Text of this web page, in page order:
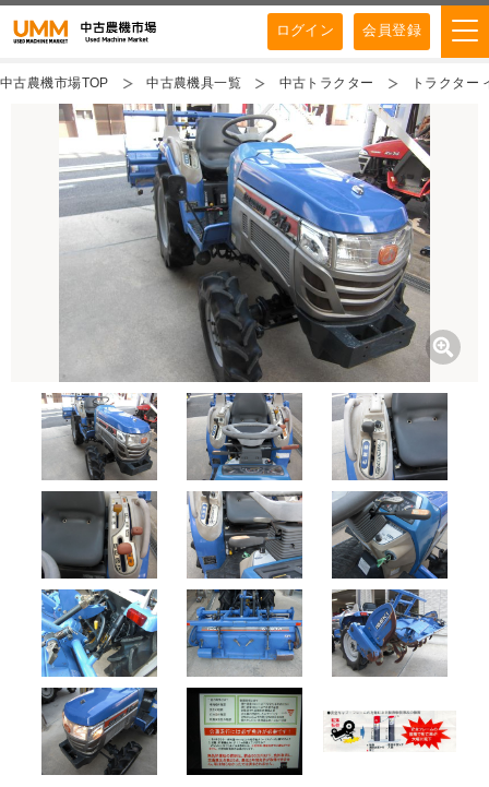
ログイン 会員登録
中古農機市場TOP 中古農機具一覧 中古トラクター トラクタ